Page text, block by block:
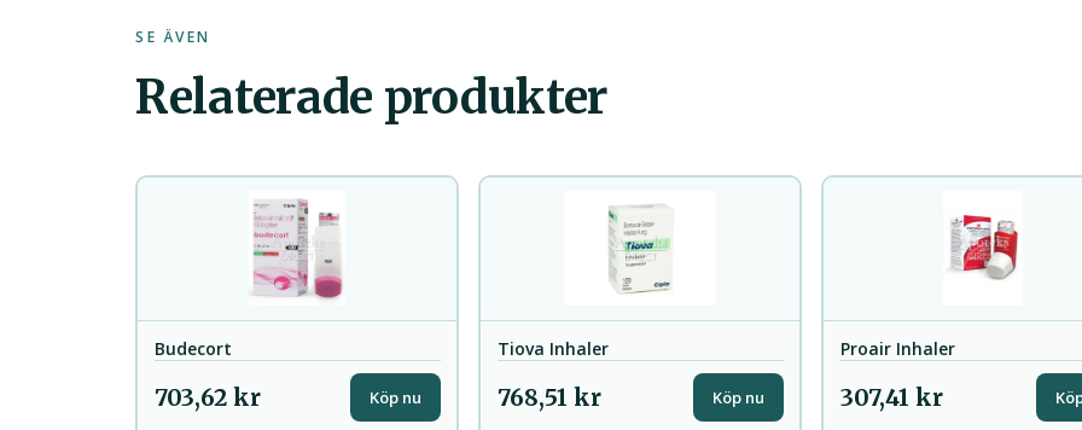
SE ÄVEN
Relaterade produkter
Budecort
703,62 kr Köp nu
Tiova Inhaler
768,51 kr Köp nu
Proair Inhaler
307,41 kr